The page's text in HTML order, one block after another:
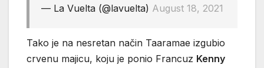
— La Vuelta (@lavuelta) August 18, 2021
Tako je na nesretan način Taaramae izgubio
crvenu majicu, koju je ponio Francuz Kenny